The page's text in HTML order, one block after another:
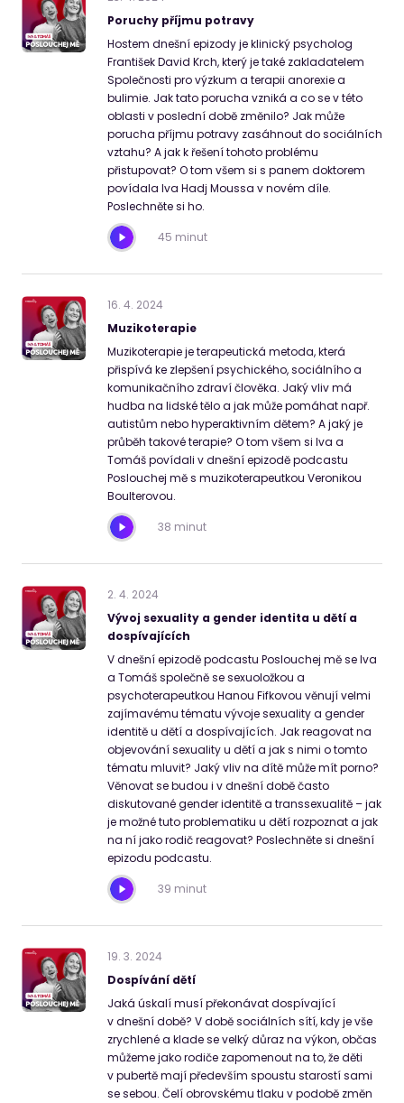
Poruchy příjmu potravy
Hostem dnešní epizody je klinický psycholog
František David Krch, který je také zakladatelem
Společnosti pro výzkum a terapii anorexie a
bulimie. Jak tato porucha vzniká a co se v této
oblasti v poslední době změnilo? Jak může
porucha příjmu potravy zasáhnout do sociálních
vztahu? A jak k řešení tohoto problému
přistupovat? O tom všem si s panem doktorem
povídala Iva Hadj Moussa v novém díle.
Poslechněte si ho.
45 minut
16. 4. 2024
Muzikoterapie
Muzikoterapie je terapeutická metoda, která
přispívá ke zlepšení psychického, sociálního a
komunikačního zdraví člověka. Jaký vliv má
hudba na lidské tělo a jak může pomáhat např.
autistům nebo hyperaktivním dětem? A jaký je
průběh takové terapie? O tom všem si Iva a
Tomáš povídali v dnešní epizodě podcastu
Poslouchej mě s muzikoterapeutkou Veronikou
Boulterovou.
38 minut
2. 4. 2024
Vývoj sexuality a gender identita u dětí a
dospívajících
V dnešní epizodě podcastu Poslouchej mě se Iva
a Tomáš společně se sexuoložkou a
psychoterapeutkou Hanou Fifkovou věnují velmi
zajímavému tématu vývoje sexuality a gender
identitě u dětí a dospívajících. Jak reagovat na
objevování sexuality u dětí a jak s nimi o tomto
tématu mluvit? Jaký vliv na dítě může mít porno?
Věnovat se budou i v dnešní době často
diskutované gender identitě a transsexualitě – jak
je možné tuto problematiku u dětí rozpoznat a jak
na ní jako rodič reagovat? Poslechněte si dnešní
epizodu podcastu.
39 minut
19. 3. 2024
Dospívání dětí
Jaká úskalí musí překonávat dospívající
v dnešní době? V době sociálních sítí, kdy je vše
zrychlené a klade se velký důraz na výkon, občas
můžeme jako rodiče zapomenout na to, že děti
v pubertě mají především spoustu starostí sami
se sebou. Čelí obrovskému tlaku v podobě změn